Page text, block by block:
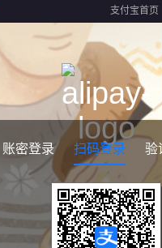
支付宝首页
账密登录 扫码登录 验